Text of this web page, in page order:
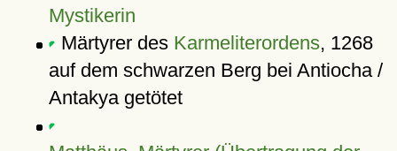
Mystikerin
Märtyrer des Karmeliterordens, 1268
auf dem schwarzen Berg bei Antiocha /
Antakya getötet